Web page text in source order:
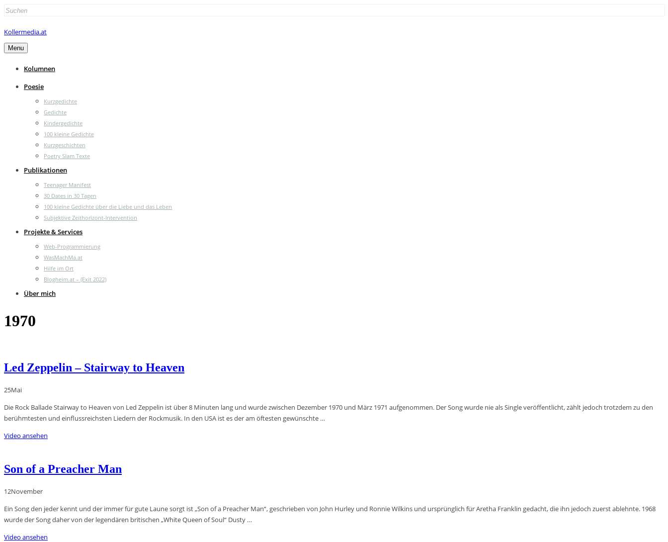
Search
Kollermedia.at
Menu
Kolumnen
Poesie
Kurzgedichte
Gedichte
Kindergedichte
100 kleine Gedichte
Kurzgeschichten
Poetry Slam Texte
Publikationen
Teenager Manifest
30 Dates in 30 Tagen
100 kleine Gedichte über die Liebe und das Leben
Subjektive Zeithorizont-Intervention
Projekte & Services
Web-Programmierung
WasMachMa.at
Hilfe im Ort
Blogheim.at – (Exit 2022)
Über mich
1970
Led Zeppelin – Stairway to Heaven
25Mai
Die Rock Ballade Stairway to Heaven von Led Zeppelin ist über 8 Minuten lang und wurde zwischen Dezember 1970 und März 1971 aufgenommen. Der Song wurde nie als Single veröffentlicht, zählt jedoch trotzdem zu den
berühmtesten und einflussreichsten Liedern der Rockmusik. In den USA ist es der am öftesten gewünschte …
Video ansehen
Son of a Preacher Man
12November
Ein Song den jeder kennt und der immer für gute Laune sorgt ist „Son of a Preacher Man“, geschrieben von John Hurley und Ronnie Wilkins und ursprünglich für Aretha Franklin gedacht, die ihn jedoch zuerst ablehnte. 1968
wurde der Song daher von der legendären britischen „White Queen of Soul“ Dusty …
Video ansehen